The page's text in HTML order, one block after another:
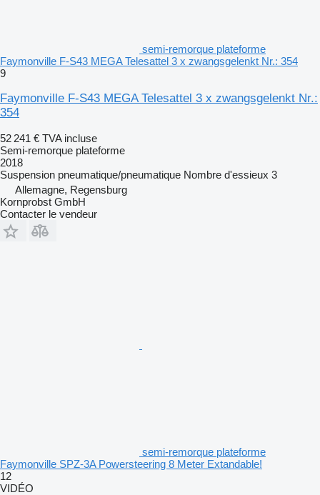
semi-remorque plateforme
Faymonville F-S43 MEGA Telesattel 3 x zwangsgelenkt Nr.: 354
9
Faymonville F-S43 MEGA Telesattel 3 x zwangsgelenkt Nr.:
354
52 241 € TVA incluse
Semi-remorque plateforme
2018
Suspension pneumatique/pneumatique Nombre d'essieux 3
Allemagne, Regensburg
Kornprobst GmbH
Contacter le vendeur
semi-remorque plateforme
Faymonville SPZ-3A Powersteering 8 Meter Extandable!
12
VIDÉO